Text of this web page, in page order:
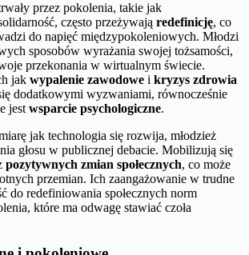
przez pokolenia, takie jak
często przeżywają redefinicję, co
do napięć międzypokoleniowych. Młodzi
sposobów wyrażania swojej tożsamości,
przekonania w wirtualnym świecie.
jak wypalenie zawodowe i kryzys zdrowia
dodatkowymi wyzwaniami, równocześnie
jest wsparcie psychologiczne.
jak technologia się rozwija, młodzież
głosu w publicznej debacie. Mobilizują się
pozytywnych zmian społecznych, co może
przemian. Ich zaangażowanie w trudne
do redefiniowania społecznych norm
które ma odwagę stawiać czoła